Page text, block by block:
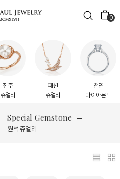
0
진주
쥬얼리
패션
쥬얼리
천연
다이아몬드
Special Gemstone
원석 쥬얼리